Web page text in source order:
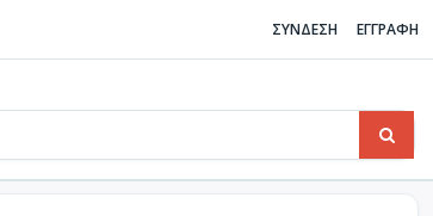
ΣΥΝΔΕΣΗ ΕΓΓΡΑΦΗ